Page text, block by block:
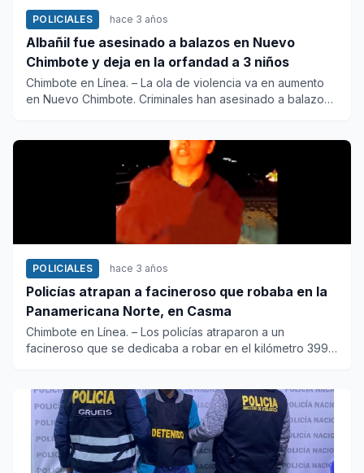
POLICIALES hace 3 años
Albañil fue asesinado a balazos en Nuevo
Chimbote y deja en la orfandad a 3 niños
Chimbote en Línea. – La ola de violencia va en aumento
en Nuevo Chimbote. Criminales han asesinado a balazos
POLICIALES hace 3 años
Policías atrapan a facineroso que robaba en la
Panamericana Norte, en Casma
Chimbote en Línea. – Los policías atraparon a un
facineroso que se dedicaba a robar en el kilómetro 399